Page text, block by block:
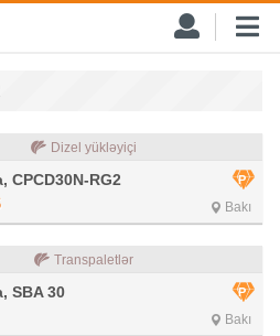
Dizel yükləyiçi
CPCD30N-RG2
Bakı
Transpaletlər
SBA 30
Bakı